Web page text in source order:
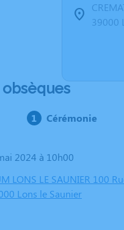
39000
Cérémonie
2024 à 10h00
LONS LE SAUNIER 100
Lons le Saunier